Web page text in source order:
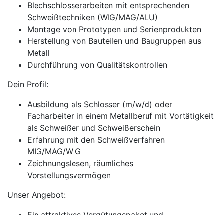
Blechschlosserarbeiten mit entsprechenden
Schweißtechniken (WIG/MAG/ALU)
Montage von Prototypen und Serienprodukten
Herstellung von Bauteilen und Baugruppen aus
Metall
Durchführung von Qualitätskontrollen
Dein Profil:
Ausbildung als Schlosser (m/w/d) oder
Facharbeiter in einem Metallberuf mit Vortätigkeit
als Schweißer und Schweißerschein
Erfahrung mit den Schweißverfahren
MIG/MAG/WIG
Zeichnungslesen, räumliches
Vorstellungsvermögen
Unser Angebot: